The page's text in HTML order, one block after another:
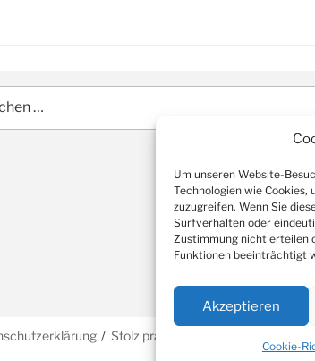
Um unseren Website-
Technologien wie
zuzugreifen. Wenn Sie
Surfverhalten oder
Zustimmung nicht erteilen
Funktionen beeinträchtigt
Akzeptieren
Cookie-
Stolz präsentiert von WordPress